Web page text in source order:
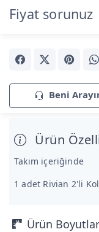
Fiyat sorunuz
Beni
Ürün
Takım içeriğinde
1 adet Rivian 2'li
Ürün